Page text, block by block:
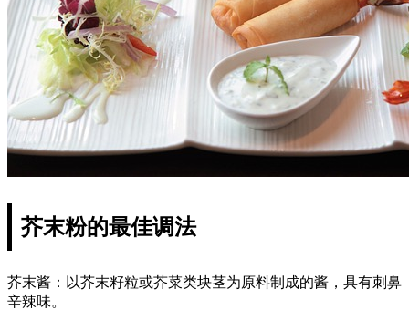
芥末粉的最佳调法
芥末酱：以芥末籽粒或芥菜类块茎为原料制成的酱，具有刺鼻
辛辣味。